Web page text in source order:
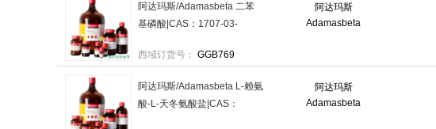
阿达玛斯
Adamasbeta
阿达玛斯/Adamasbeta 二苯
基磷酸|CAS：1707-03-
01032576 售卖规格：1瓶
西域订货号： GGB769
阿达玛斯
Adamasbeta
阿达玛斯/Adamasbeta L-赖氨
酸-L-天冬氨酸盐|CAS：